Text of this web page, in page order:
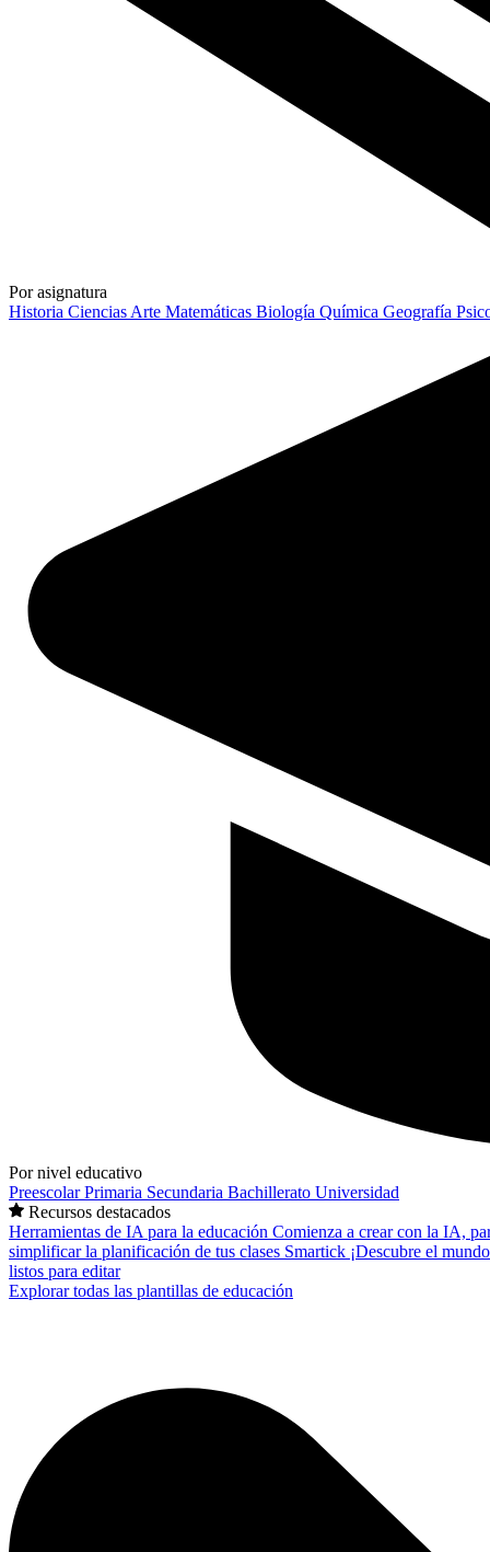
Por asignatura
Historia Ciencias Arte Matemáticas Biología Química Geografía
Por nivel educativo
PreescolarPrimaria Secundaria Bachillerato Universidad
Recursos destacados
Herramientas de IA para la educación Comienza a crear con la IA,
simplificar la planificación de tus clases Smartick ¡Descubre el
listos para editar
Explorar todas las plantillas de educación